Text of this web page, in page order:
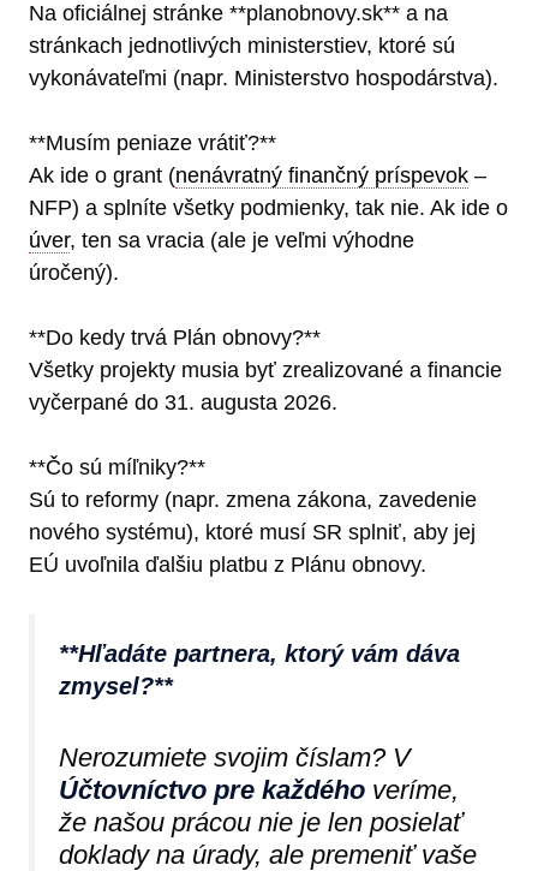
Na oficiálnej stránke **planobnovy.sk** a na
stránkach jednotlivých ministerstiev, ktoré sú
vykonávateľmi (napr. Ministerstvo hospodárstva).
**Musím peniaze vrátiť?**
Ak ide o grant (nenávratný finančný príspevok –
NFP) a splníte všetky podmienky, tak nie. Ak ide o
úver, ten sa vracia (ale je veľmi výhodne
úročený).
**Do kedy trvá Plán obnovy?**
Všetky projekty musia byť zrealizované a financie
vyčerpané do 31. augusta 2026.
**Čo sú míľniky?**
Sú to reformy (napr. zmena zákona, zavedenie
nového systému), ktoré musí SR splniť, aby jej
EÚ uvoľnila ďalšiu platbu z Plánu obnovy.
**Hľadáte partnera, ktorý vám dáva
zmysel?**
Nerozumiete svojim číslam? V
Účtovníctvo pre každého veríme,
že našou prácou nie je len posielať
doklady na úrady, ale premeniť vaše